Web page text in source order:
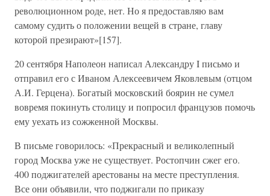
революционном роде, нет. Но я предоставляю вам
самому судить о положении вещей в стране, главу
которой презирают»[157].
20 сентября Наполеон написал Александру I письмо и
отправил его с Иваном Алексеевичем Яковлевым (отцом
А.И. Герцена). Богатый московский боярин не сумел
вовремя покинуть столицу и попросил французов помочь
ему уехать из сожженной Москвы.
В письме говорилось: «Прекрасный и великолепный
город Москва уже не существует. Ростопчин сжег его.
400 поджигателей арестованы на месте преступления.
Все они объявили, что поджигали по приказу